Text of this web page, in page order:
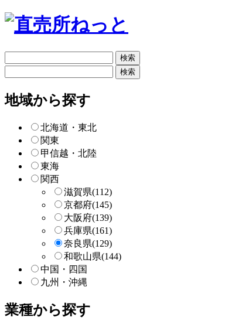
リ
ー
検
索
ー
検
地域から探す
北海道・東北
関東
甲信越・北陸
東海
関西
滋賀県(112)
京都府(145)
大阪府(139)
兵庫県(161)
奈良県(129)
和歌山県(144)
中国・四国
九州・沖縄
業種から探す